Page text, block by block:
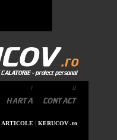
ARTICOLE | KERUCOV .ro